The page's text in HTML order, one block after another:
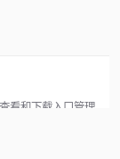
和下载入口管理。